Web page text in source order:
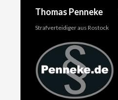
Thomas Penneke
Strafverteidiger aus Rostock